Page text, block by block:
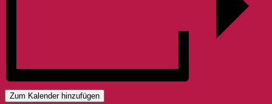
Zum Kalender hinzufügen